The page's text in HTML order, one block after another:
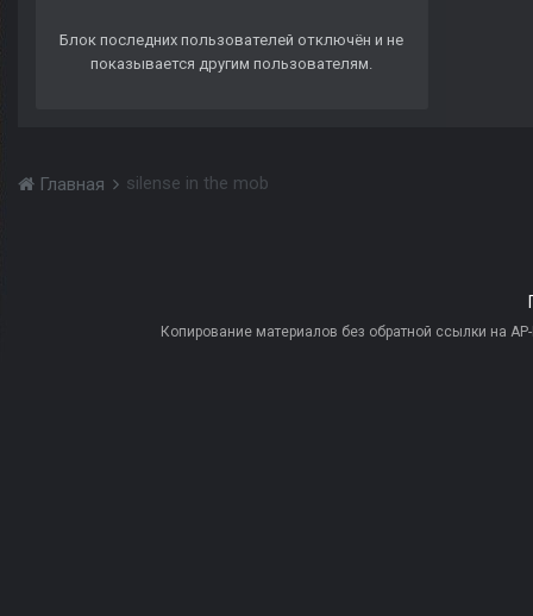
Блок последних пользователей отключён и не
показывается другим пользователям.
Главная silense in the mob
Копирование материалов без обратной ссылки на